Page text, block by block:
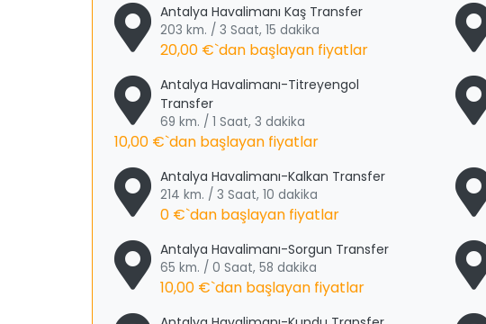
Antalya Havalimanı Kaş Transfer
203 km. / 3 Saat, 15 dakika
20,00 €`dan başlayan fiyatlar
Antalya Havalimanı-Titreyengol
Transfer
69 km. / 1 Saat, 3 dakika
10,00 €`dan başlayan fiyatlar
Antalya Havalimanı-Kalkan Transfer
214 km. / 3 Saat, 10 dakika
0 €`dan başlayan fiyatlar
Antalya Havalimanı-Sorgun Transfer
65 km. / 0 Saat, 58 dakika
10,00 €`dan başlayan fiyatlar